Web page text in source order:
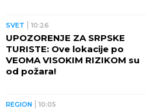
SVET 10:26
UPOZORENJE ZA SRPSKE
TURISTE: Ove lokacije po
VEOMA VISOKIM RIZIKOM su
od požara!
REGION 10:05